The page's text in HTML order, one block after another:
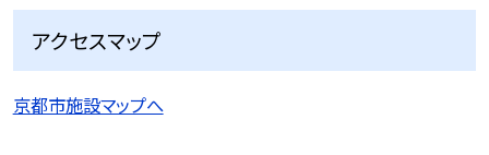
アクセスマップ
京都市施設マップへ